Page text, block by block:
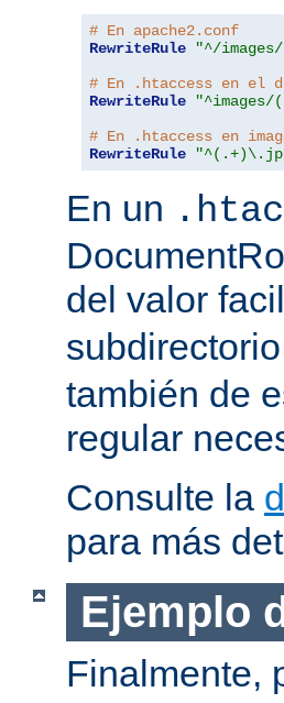
# En apache2.conf
RewriteRule
"^/
# En .htaccess en el
RewriteRule
# En .htaccess en
RewriteRule
En un
del valor
subdirectorio
también de
regular
Consulte la
para más
Ejemplo
Finalmente,